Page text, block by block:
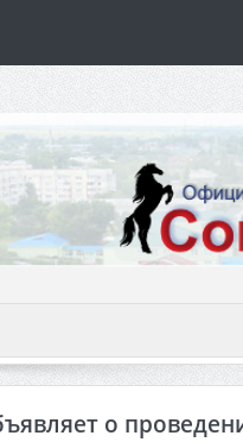
о